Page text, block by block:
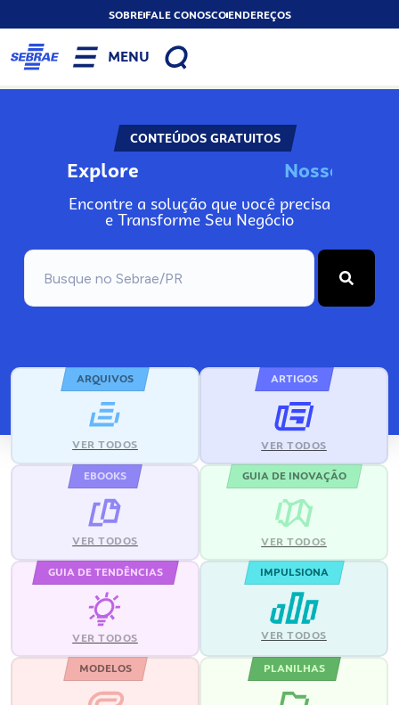
SOBREFALE CONOSCOENDEREÇOS
MENU
CONTEÚDOS GRATUITOS
Explore Noss
Encontre a solução que você precisa
e Transforme Seu Negócio
ARQUIVOS
VER TODOS
ARTIGOS
VER TODOS
EBOOKS
VER TODOS
GUIA DE INOVAÇÃO
VER TODOS
GUIA DE TENDÊNCIAS
VER TODOS
IMPULSIONA
VER TODOS
MODELOS PLANILHAS